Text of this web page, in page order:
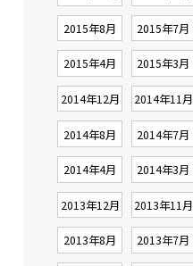
2015年8月 2015年7月
2015年4月 2015年3月
2014年12月 2014年11月
2014年8月 2014年7月
2014年4月 2014年3月
2013年12月 2013年11月
2013年8月 2013年7月